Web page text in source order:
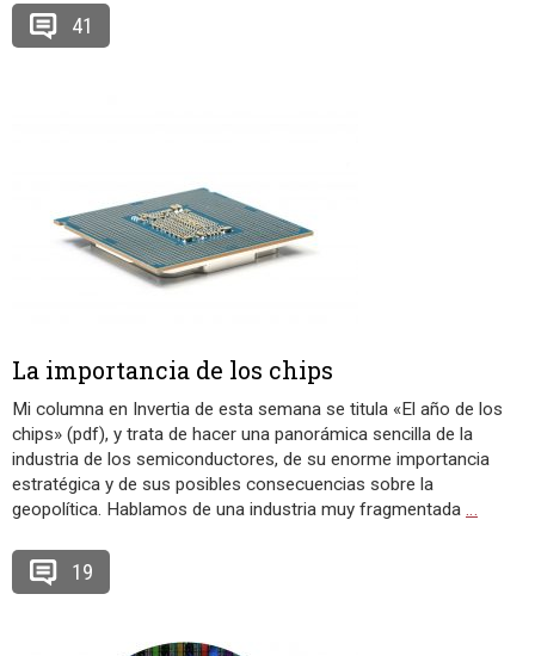
41
La importancia de los chips
Mi columna en Invertia de esta semana se titula «El año de los
chips» (pdf), y trata de hacer una panorámica sencilla de la
industria de los semiconductores, de su enorme importancia
estratégica y de sus posibles consecuencias sobre la
geopolítica. Hablamos de una industria muy fragmentada …
19